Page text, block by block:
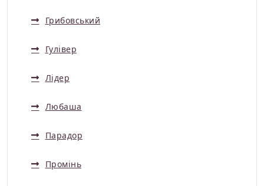
Грибовський
Гулівер
Лідер
Любаша
Парадор
Промінь